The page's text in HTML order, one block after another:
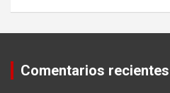
Comentarios recientes